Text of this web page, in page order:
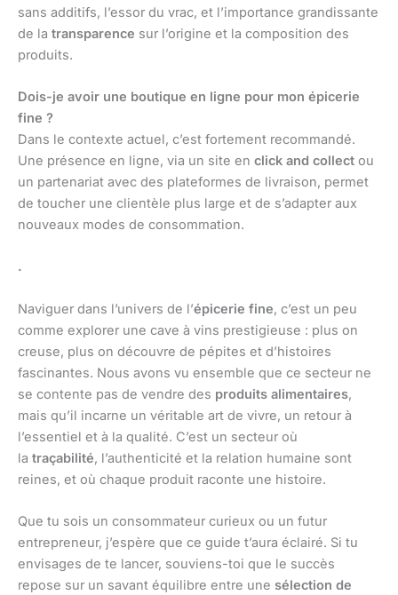
sans additifs, l’essor du vrac, et l’importance grandissante
de la transparence sur l’origine et la composition des
produits.
Dois-je avoir une boutique en ligne pour mon épicerie
fine ?
Dans le contexte actuel, c’est fortement recommandé.
Une présence en ligne, via un site en click and collect ou
un partenariat avec des plateformes de livraison, permet
de toucher une clientèle plus large et de s’adapter aux
nouveaux modes de consommation.
.
Naviguer dans l’univers de l’épicerie fine, c’est un peu
comme explorer une cave à vins prestigieuse : plus on
creuse, plus on découvre de pépites et d’histoires
fascinantes. Nous avons vu ensemble que ce secteur ne
se contente pas de vendre des produits alimentaires,
mais qu’il incarne un véritable art de vivre, un retour à
l’essentiel et à la qualité. C’est un secteur où
la traçabilité, l’authenticité et la relation humaine sont
reines, et où chaque produit raconte une histoire.
Que tu sois un consommateur curieux ou un futur
entrepreneur, j’espère que ce guide t’aura éclairé. Si tu
envisages de te lancer, souviens-toi que le succès
repose sur un savant équilibre entre une sélection de